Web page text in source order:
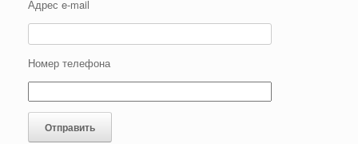
Адрес e-mail
Номер телефона